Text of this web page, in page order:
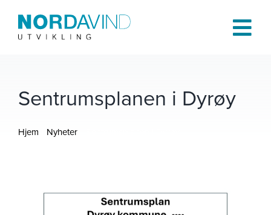
Sentrumsplanen i Dyrøy
Hjem Nyheter